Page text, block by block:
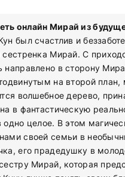
онлайн Мирай из
был счастлив и
сестренка Мирай. С
направлено в сторону
на второй
волшебное дерево,
в фантастическую
одно целое. В этом
своей семьи в
его прадедушку в
Мирай, которая